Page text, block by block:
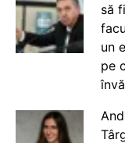
să
un
pe